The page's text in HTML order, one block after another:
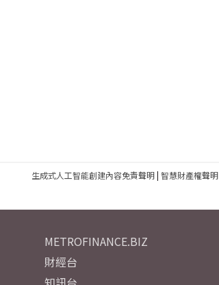
生成式人工智能創建內容免責聲明| 智慧財產權聲明
METROFINANCE.BIZ
財經台